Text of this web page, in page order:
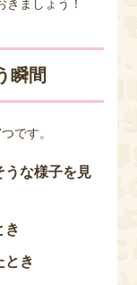
きましょう！
瞬間
です。
うな様子を見
き
とき